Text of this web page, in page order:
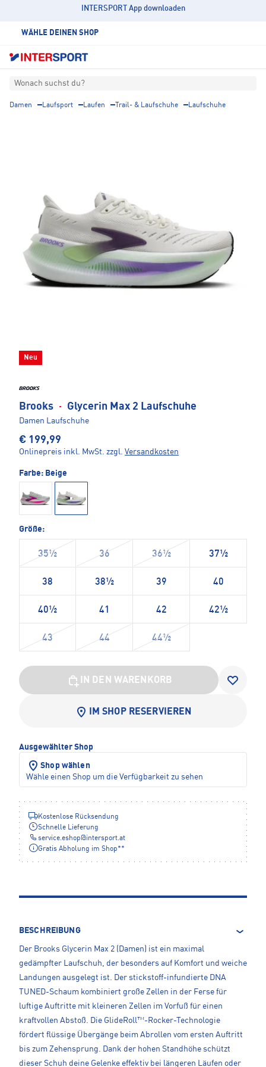
INTERSPORT App downloaden
WÄHLE DEINEN SHOP
Wonach suchst du?
Damen Laufsport Laufen Trail- & Laufschuhe Laufschuhe
Neu
Brooks · Glycerin Max 2 Laufschuhe
Damen Laufschuhe
€ 199,99
Onlinepreis inkl. MwSt. zzgl. Versandkosten
Farbe: Beige
Größe:
35½ 36 36½ 37½
38 38½ 39 40
40½ 41 42 42½
43 44 44½
IN DEN WARENKORB
IM SHOP RESERVIEREN
Ausgewählter Shop
Shop wählen
Wähle einen Shop um die Verfügbarkeit zu sehen
Kostenlose Rücksendung
Schnelle Lieferung
service.eshop@intersport.at
Gratis Abholung im Shop**
BESCHREIBUNG
Der Brooks Glycerin Max 2 (Damen) ist ein maximal
gedämpfter Laufschuh, der besonders auf Komfort und weiche
Landungen ausgelegt ist. Der stickstoff-infundierte DNA
TUNED-Schaum kombiniert große Zellen in der Ferse für
luftige Auftritte mit kleineren Zellen im Vorfuß für einen
kraftvollen Abstoß. Die GlideRoll™-Rocker-Technologie
fördert flüssige Übergänge beim Abrollen vom ersten Auftritt
bis zum Zehensprung. Dank der hohen Standhöhe schützt
dieser Schuh deine Gelenke effektiv bei längeren Läufen oder